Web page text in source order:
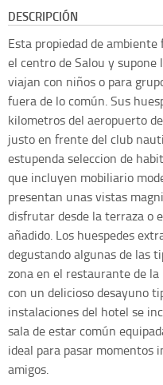
DESCRIPCIÓN
Esta propiedad de
el centro de Salou y
viajan con niños o para
fuera de lo común. Sus
kilometros del aeropuerto
justo en frente del club
estupenda seleccion de
que incluyen mobiliario
presentan unas vistas
disfrutar desde la terraza o
añadido. Los huespedes
degustando algunas de las
zona en el restaurante de
con un delicioso desayuno
instalaciones del hotel se
sala de estar común
ideal para pasar momentos
amigos.